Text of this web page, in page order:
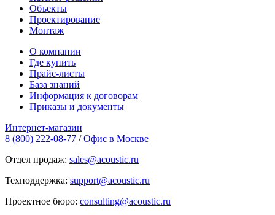
Объекты
Проектирование
Монтаж
О компании
Где купить
Прайс-листы
База знаний
Информация к договорам
Приказы и документы
Интернет-магазин
8 (800) 222-08-77 / Офис в Москве
Отдел продаж: sales@acoustic.ru
Техподдержка: support@acoustic.ru
Проектное бюро: consulting@acoustic.ru